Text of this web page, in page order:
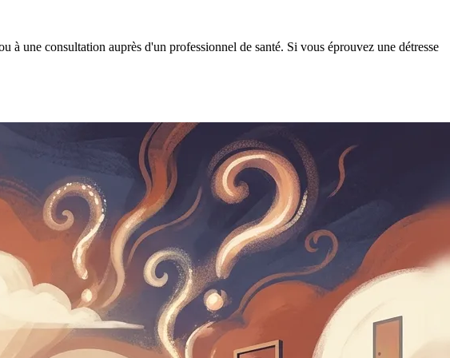
à une consultation auprès d'un professionnel de santé. Si vous éprouvez une détresse